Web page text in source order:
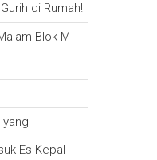
di Rumah!
Blok M
yang
Es Kepal